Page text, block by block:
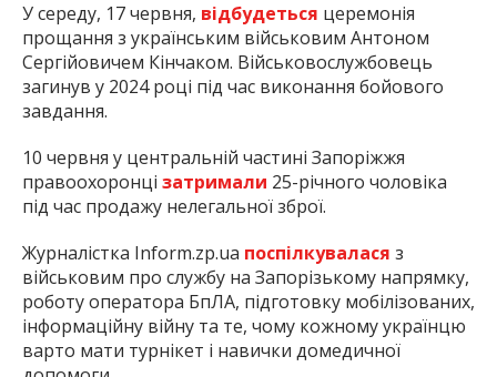
У середу, 17 червня, відбудеться церемонія
прощання з українським військовим Антоном
Сергійовичем Кінчаком. Військовослужбовець
загинув у 2024 році під час виконання бойового
завдання.
10 червня у центральній частині Запоріжжя
правоохоронці затримали 25-річного чоловіка
під час продажу нелегальної зброї.
Журналістка Inform.zp.ua поспілкувалася з
військовим про службу на Запорізькому напрямку,
роботу оператора БпЛА, підготовку мобілізованих,
інформаційну війну та те, чому кожному українцю
варто мати турнікет і навички домедичної